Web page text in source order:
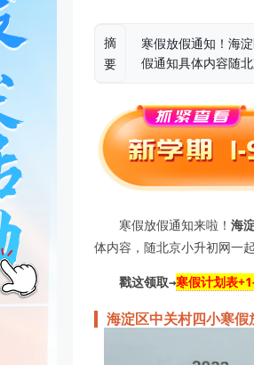
摘
要
寒假放假通知！海
假通知具体内容随
寒假放假通知来啦！ 海
体内容，随北京小升初网一
戳这领取→寒假计划表
海淀区中关村四小寒假